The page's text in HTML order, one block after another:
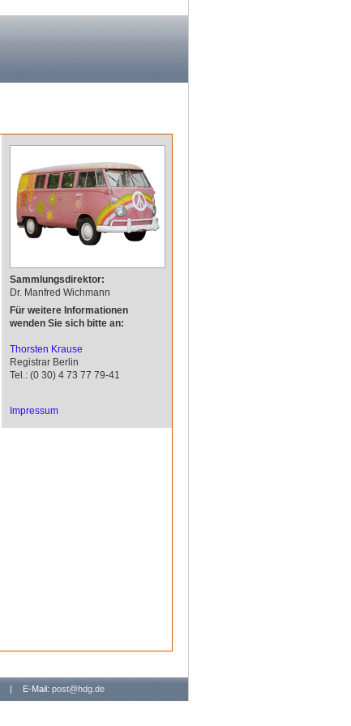
Sammlungsdirektor:
Dr. Manfred Wichmann
Für weitere Informationen
wenden Sie sich bitte an:
Thorsten Krause
Registrar Berlin
Tel.: (0 30) 4 73 77 79-41
Impressum
| E-Mail: post@hdg.de